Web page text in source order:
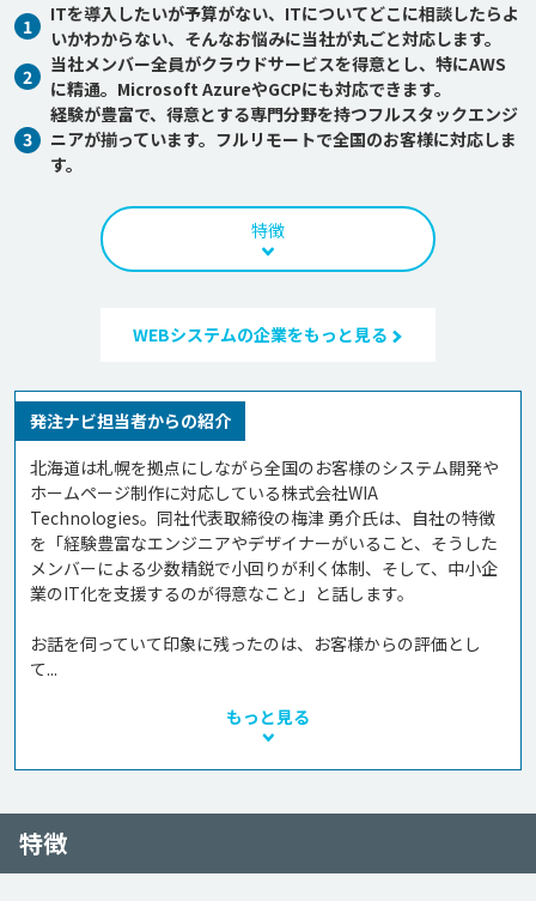
1
ITを導入したいが予算がない、ITについてどこに相談したらよ
いかわからない、そんなお悩みに当社が丸ごと対応します。
2
当社メンバー全員がクラウドサービスを得意とし、特にAWS
に精通。Microsoft AzureやGCPにも対応できます。
3
経験が豊富で、得意とする専門分野を持つフルスタックエンジ
ニアが揃っています。フルリモートで全国のお客様に対応しま
す。
特徴
WEBシステムの企業をもっと見る
発注ナビ担当者からの紹介
北海道は札幌を拠点にしながら全国のお客様のシステム開発や
ホームページ制作に対応している株式会社WIA
Technologies。同社代表取締役の梅津 勇介氏は、自社の特徴
を「経験豊富なエンジニアやデザイナーがいること、そうした
メンバーによる少数精鋭で小回りが利く体制、そして、中小企
業のIT化を支援するのが得意なこと」と話します。
お話を伺っていて印象に残ったのは、お客様からの評価とし
て...
もっと見る
特徴